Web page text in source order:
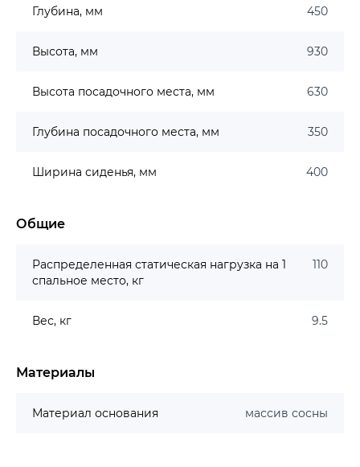
Глубина, мм 450
Высота, мм 930
Высота посадочного места, мм 630
Глубина посадочного места, мм 350
Ширина сиденья, мм 400
Общие
Распределенная статическая нагрузка на 1
спальное место, кг
110
Вес, кг 9.5
Материалы
Материал основания массив сосны